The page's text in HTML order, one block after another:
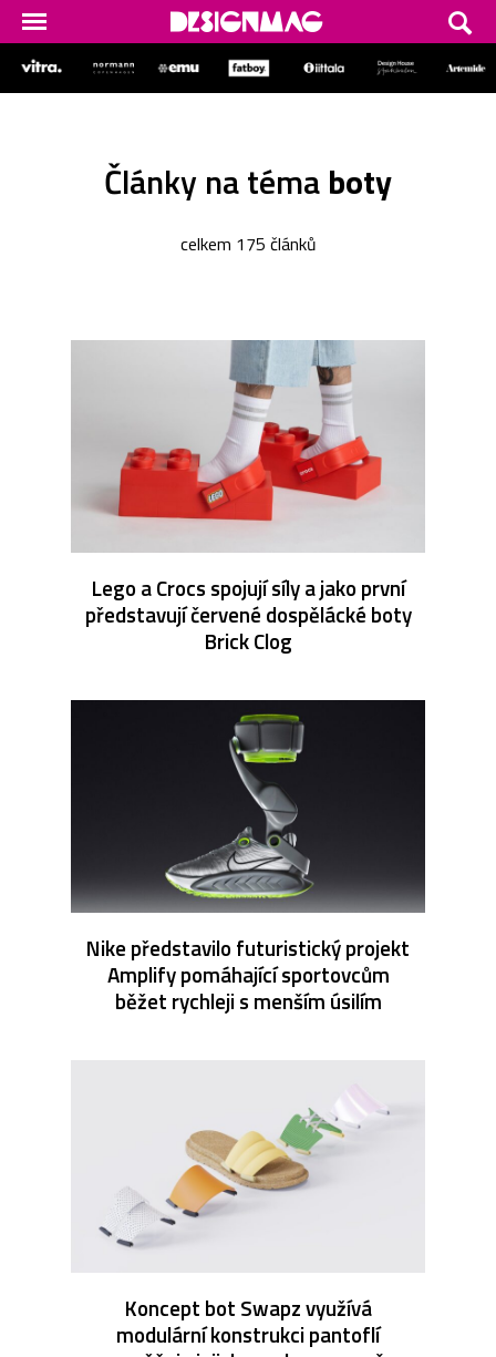
Články na témaboty
celkem 175 článků
Lego a Crocs spojují síly a jako první
představují červené dospělácké boty
Brick Clog
Nike představilo futuristický projekt
Amplify pomáhající sportovcům
běžet rychleji s menším úsilím
Koncept bot Swapz využívá
modulární konstrukci pantoflí